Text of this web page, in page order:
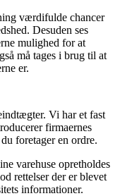
værdifulde chancer
Desuden ses
mulighed for at
må tages i brug til at
er.
Vi har et fast
firmaernes
foretager en ordre.
varehuse opretholdes
rettelser der er blevet
informationer.